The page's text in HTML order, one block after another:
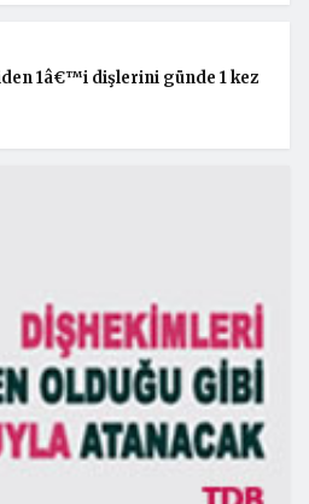
1â€™i dişlerini günde 1 kez